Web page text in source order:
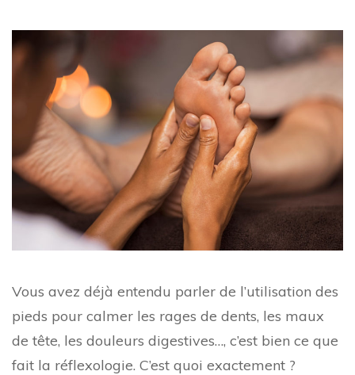
Vous avez déjà entendu parler de l’utilisation des
pieds pour calmer les rages de dents, les maux
de tête, les douleurs digestives…, c’est bien ce que
fait la réflexologie. C’est quoi exactement ?